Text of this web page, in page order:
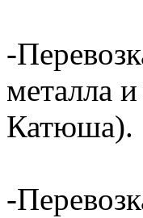
-
металла
Катюша).
-